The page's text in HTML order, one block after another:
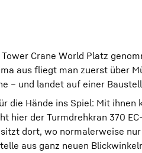
Crane World Platz
aus fliegt man zuerst über
– und landet auf einer
die Hände ins Spiel: Mit
hier der Turmdrehkran 370
sitzt dort, wo normalerweise
aus ganz neuen